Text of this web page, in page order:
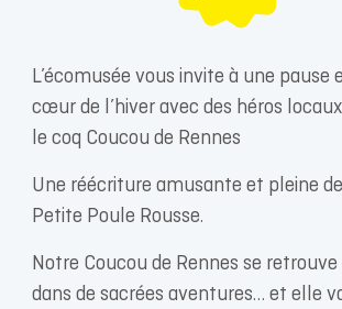
L’écomusée vous invite à une pause
cœur de l’hiver avec des héros
le coq Coucou de Rennes
Une réécriture amusante et pleine
Petite Poule Rousse.
Notre Coucou de Rennes se
dans de sacrées aventures… et elle